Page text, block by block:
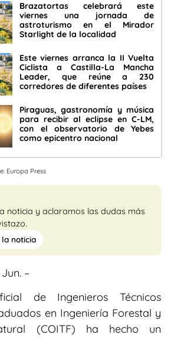
Brazatortas celebrará este
viernes una jornada de
astroturismo en el Mirador
Starlight de la localidad
Este viernes arranca la II Vuelta
Ciclista a Castilla-La Mancha
Leader, que reúne a 230
corredores de diferentes países
Piraguas, gastronomía y música
para recibir al eclipse en C-LM,
con el observatorio de Yebes
como epicentro nacional
Europa Press
noticia y aclaramos las dudas más
noticia
–
de Ingenieros Técnicos
en Ingeniería Forestal y
(COITF) ha hecho un